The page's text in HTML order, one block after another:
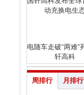
电随车走破“两难”
轩高科
周排行 月排行